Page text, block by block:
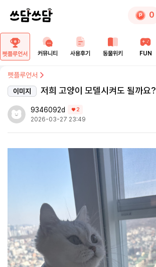
0
펫플루언서 커뮤니티 사용후기 동물위키 FUN
펫플루언서
이미지
저희 고양이 모델시켜도 될까요?
9346092d 2
2026-03-27 23:49